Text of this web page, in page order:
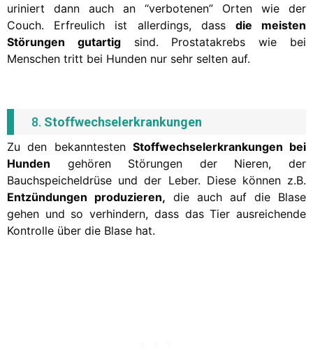
uriniert dann auch an “verbotenen” Orten wie der
Couch. Erfreulich ist allerdings, dass die meisten
Störungen gutartigsind. Prostatakrebs wie bei
Menschen tritt bei Hunden nur sehr selten auf.
8. Stoffwechselerkrankungen
Zu den bekanntesten Stoffwechselerkrankungen bei
Hunden gehören Störungen der Nieren, der
Bauchspeicheldrüse und der Leber. Diese können z.B.
Entzündungen produzieren, die auch auf die Blase
gehen und so verhindern, dass das Tier ausreichende
Kontrolle über die Blase hat.